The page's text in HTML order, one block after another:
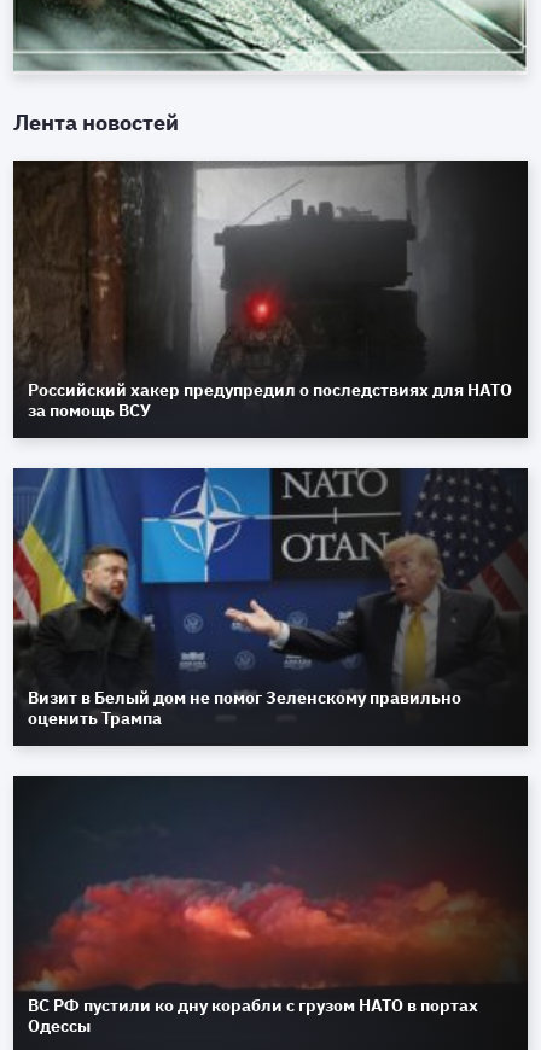
Лента новостей
Российский хакер предупредил о последствиях для НАТО
за помощь ВСУ
Визит в Белый дом не помог Зеленскому правильно
оценить Трампа
ВС РФ пустили ко дну корабли с грузом НАТО в портах
Одессы